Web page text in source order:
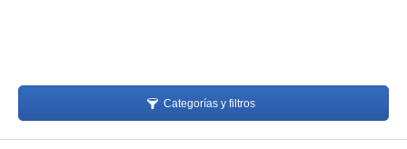
Categorías y filtros